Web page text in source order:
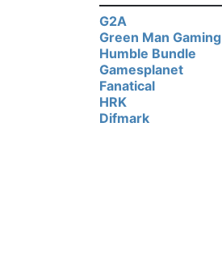
G2A
Green Man Gaming
Humble Bundle
Gamesplanet
Fanatical
HRK
Difmark